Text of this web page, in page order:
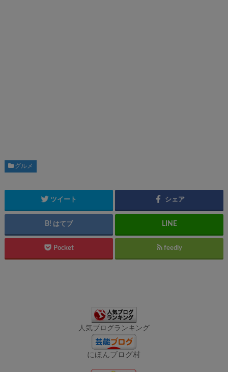
グルメ
ツイート シェア
はてブ
Pocket feedly
人気ブログランキング
にほんブログ村